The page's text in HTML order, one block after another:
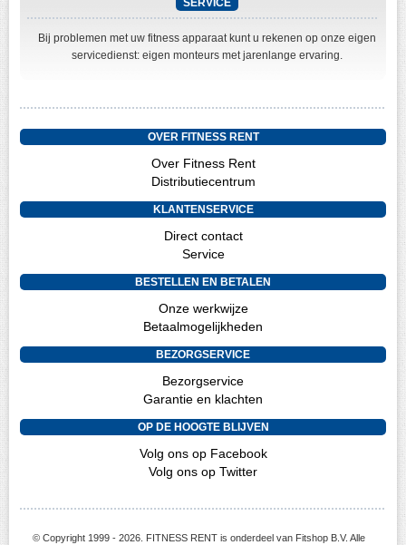
SERVICE
Bij problemen met uw fitness apparaat kunt u rekenen op onze eigen
servicedienst: eigen monteurs met jarenlange ervaring.
OVER FITNESS RENT
Over Fitness Rent
Distributiecentrum
KLANTENSERVICE
Direct contact
Service
BESTELLEN EN BETALEN
Onze werkwijze
Betaalmogelijkheden
BEZORGSERVICE
Bezorgservice
Garantie en klachten
OP DE HOOGTE BLIJVEN
Volg ons op Facebook
Volg ons op Twitter
© Copyright 1999 - 2026. FITNESS RENT is onderdeel van Fitshop B.V. Alle